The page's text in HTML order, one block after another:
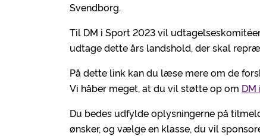
Svendborg.
Til DM i Sport 2023 vil
udtage dette års landshold, der skal
På dette link kan du læse mere om de
Vi håber meget, at du vil støtte op om
Du bedes udfylde oplysningerne på
ønsker, og vælge en klasse, du vil